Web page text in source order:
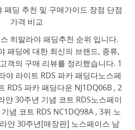
패딩 추천 및 구매가이드 장점 단점
가격 비교
히말라야 패딩추천 순위 입니다.
패딩에 대한 최신의 브랜드, 종류,
객의 구매 리뷰를 정리했습니다. 1
야 라이트 RDS 파카 패딩다노스페
RDS 파카 패딩다운 NJ1DQ06B , 2
얀 30주년 기념 코트 RDS노스페이
념 코트 RDS NC1DQ98A , 3위 노
얀 30주년[매장판] 노스페이스 남